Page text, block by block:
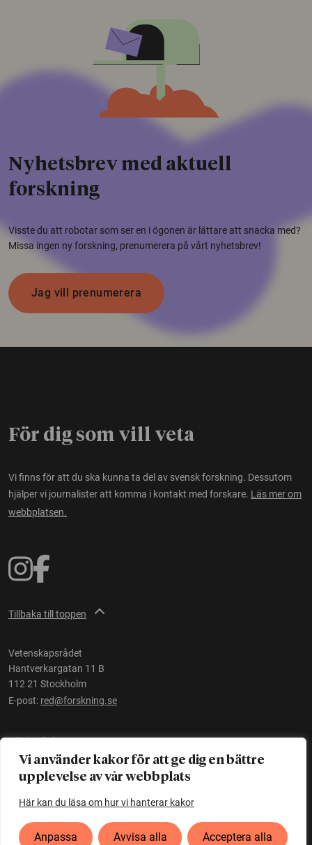
Vi använder kakor för att ge dig en bättre
upplevelse av vår webbplats
Här kan du läsa om hur vi hanterar kakor
Anpassa Avvisa alla Acceptera alla
Nyhetsbrev med aktuell
forskning
Visste du att robotar som ser en i ögonen är lättare att snacka med?
Missa ingen ny forskning, prenumerera på vårt nyhetsbrev!
Jag vill prenumerera
För dig som vill veta
Vi finns för att du ska kunna ta del av svensk forskning. Dessutom
hjälper vi journalister att komma i kontakt med forskare. Läs mer om
webbplatsen.
Tillbaka till toppen
Vetenskapsrådet
Hantverkargatan 11 B
112 21 Stockholm
E-post: red@forskning.se
Tillgänglighet
Ett initiativ avVetenskapsrådet